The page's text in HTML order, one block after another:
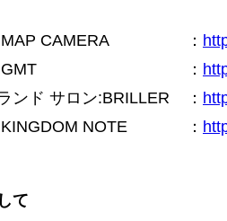
CAMERA ：
：
ンド サロン:BRILLER
：
NOTE
：
て